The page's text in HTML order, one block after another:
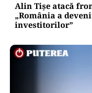
Alin Tișe atacă
„România a
investitorilor”